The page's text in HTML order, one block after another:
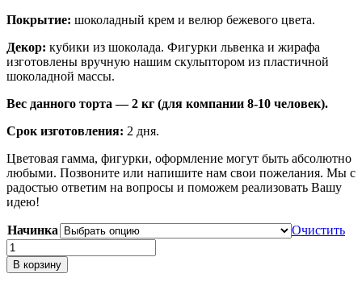
Покрытие: шоколадный крем и велюр бежевого цвета.
Декор: кубики из шоколада. Фигурки львенка и жирафа
изготовлены вручную нашим скульптором из пластичной
шоколадной массы.
Вес данного торта — 2 кг (для компании 8-10 человек).
Срок изготовления: 2 дня.
Цветовая гамма, фигурки, оформление могут быть абсолютно
любыми. Позвоните или напишите нам свои пожелания. Мы с
радостью ответим на вопросы и поможем реализовать Вашу
идею!
Начинка
Очистить
Количество
товара
Детский
В корзину